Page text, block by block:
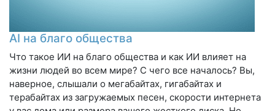
AI на благо общества
Что такое ИИ на благо общества и как ИИ влияет на
жизни людей во всем мире? С чего все началось? Вы,
наверное, слышали о мегабайтах, гигабайтах и ​​
терабайтах из загружаемых песен, скорости интернета